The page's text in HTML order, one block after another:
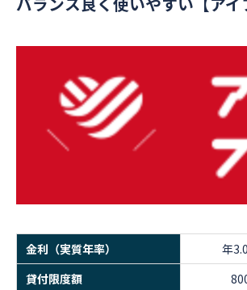
金利（実質年率）
年
貸付限度額